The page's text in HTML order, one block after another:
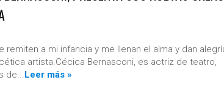
remiten a mi infancia y me llenan el alma y dan
artista.Cécica Bernasconi, es actriz de teatro,
de...Leer más »